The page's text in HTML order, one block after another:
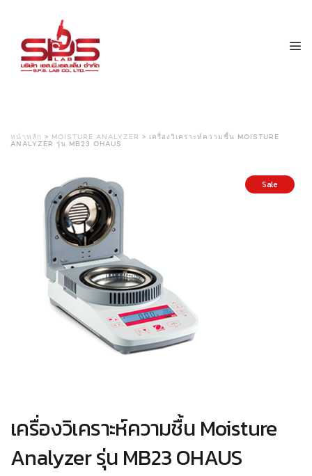
หน้าหลัก > MOISTURE ANALYZER
> เครื่องวิเคราะห์ความชื้น MOISTURE
ANALYZER รุ่น MB23 OHAUS
Sale
เครื่องวิเคราะห์ความชื้น Moisture
Analyzer รุ่น MB23 OHAUS